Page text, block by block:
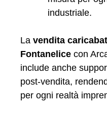
industriale.
La vendita
Fontanelice con
include anche
post-vendita,
per ogni realtà